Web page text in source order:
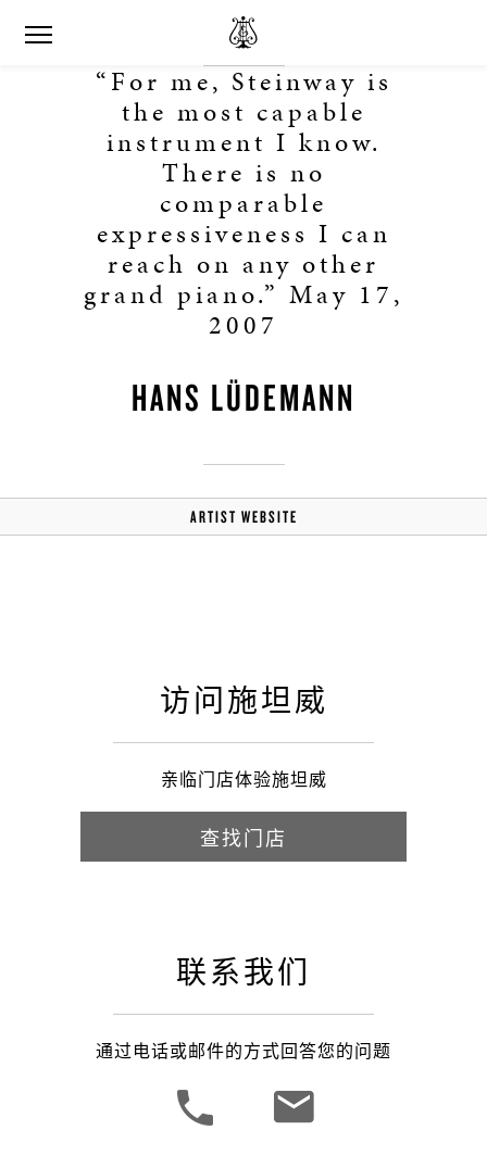
“For me, Steinway is
the most capable
instrument I know.
There is no
comparable
expressiveness I can
reach on any other
grand piano.” May 17,
2007
HANS LÜDEMANN
ARTIST WEBSITE
访问施坦威
亲临门店体验施坦威
查找门店
联系我们
通过电话或邮件的方式回答您的问题